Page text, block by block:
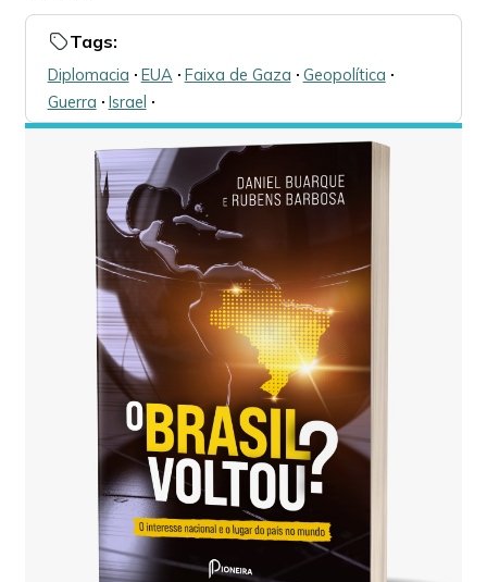
Tags:
Diplomacia 🞌 EUA 🞌 Faixa de Gaza 🞌 Geopolítica 🞌
Guerra 🞌 Israel 🞌